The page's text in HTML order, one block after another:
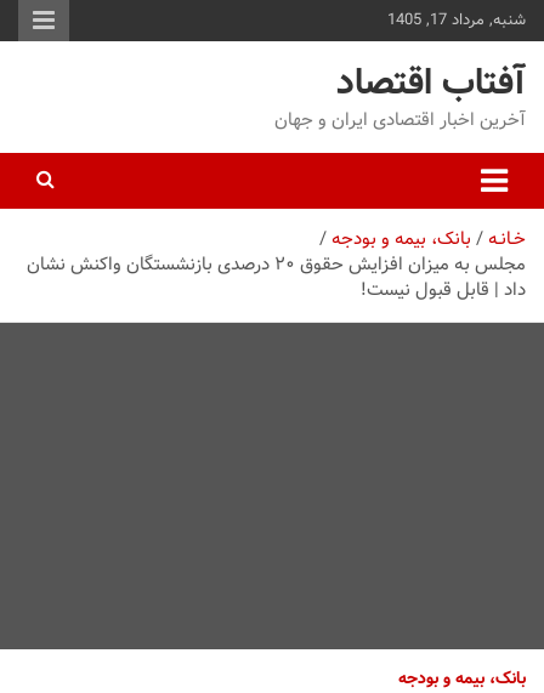
شنبه, مرداد 17, 1405
آفتاب اقتصاد
آخرین اخبار اقتصادی ایران و جهان
خـانـه بانک، بیمه و بودجه
مجلس به میزان افزایش حقوق ۲۰ درصدی بازنشستگان واکنش نشان
داد | قابل قبول نیست!
بانک، بیمه و بودجه